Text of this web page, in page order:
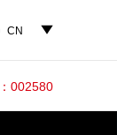
CN 
002580